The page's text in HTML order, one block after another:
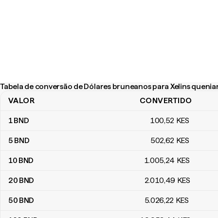
Tabela de conversão de Dólares bruneanos para Xelins
Tabela de conversão de Dólares bruneanos para Xelins quenianos
VALOR CONVERTIDO
1BND 100,52 KES
5 BND 502,62 KES
10 BND 1.005,24 KES
20 BND 2.010,49 KES
50 BND 5.026,22 KES